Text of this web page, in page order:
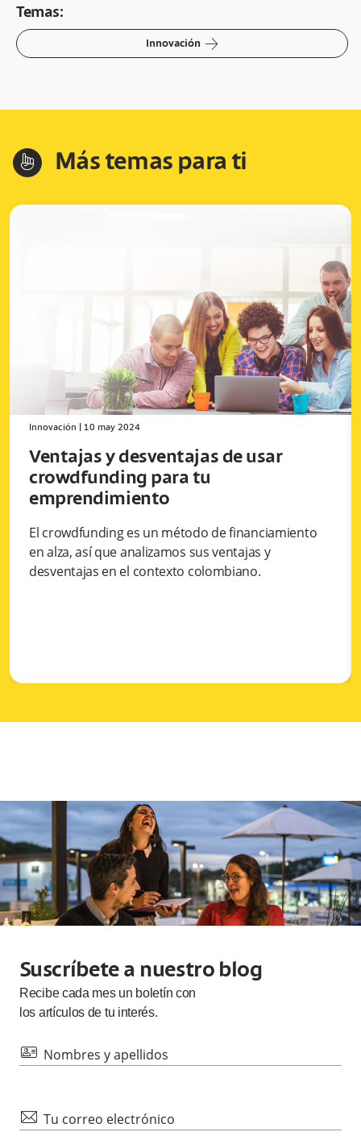
Temas:
Innovación arrow-right
hand-index Más temas para ti
Innovación 10 may 2024
Ventajas y desventajas de usar
crowdfunding para tu
emprendimiento
El crowdfunding es un método de financiamiento
en alza, así que analizamos sus ventajas y
desventajas en el contexto colombiano.
Suscríbete a nuestro blog
Recibe cada mesun boletín con
los artículos de tu interés.
id Nombres y apellidos
mail Tu correo electrónico